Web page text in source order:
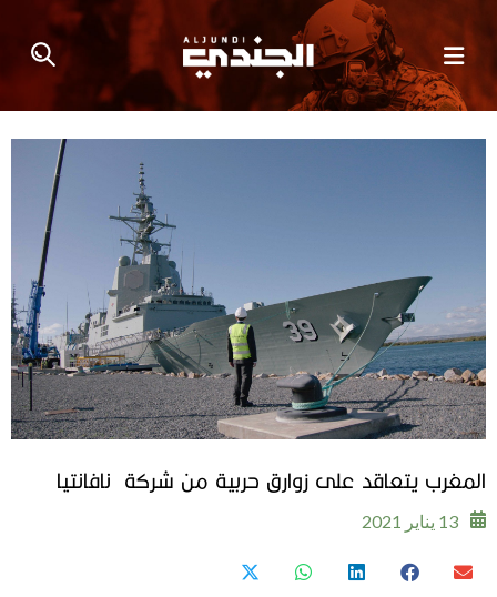
المغرب يتعاقد على زوارق حربية من شركة نافانتيا
13 يناير 2021